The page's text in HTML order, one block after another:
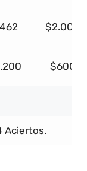
$2.000
$600
Aciertos.